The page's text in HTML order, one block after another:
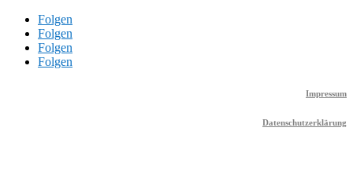
Folgen
Folgen
Folgen
Folgen
Impressum
Datenschutzerklärung